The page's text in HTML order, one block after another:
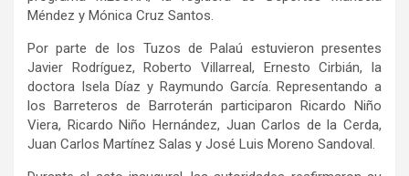
Méndez y Mónica Cruz Santos.
Por parte de los Tuzos de Palaú estuvieron presentes
Javier Rodríguez, Roberto Villarreal, Ernesto Cirbián, la
doctora Isela Díaz y Raymundo García. Representando a
los Barreteros de Barroterán participaron Ricardo Niño
Viera, Ricardo Niño Hernández, Juan Carlos de la Cerda,
Juan Carlos Martínez Salas y José Luis Moreno Sandoval.